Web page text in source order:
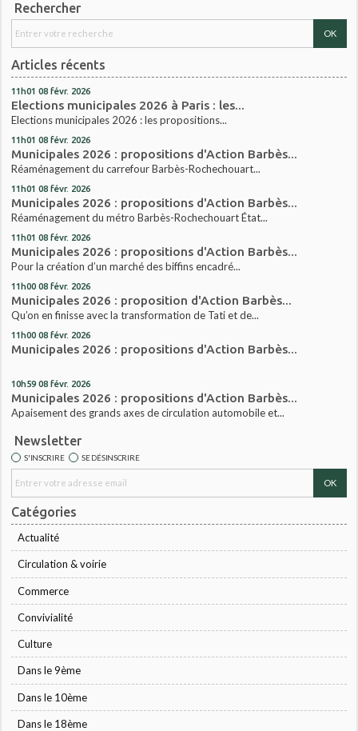
Rechercher
Articles récents
11h01 08 févr. 2026
Elections municipales 2026 à Paris : les...
Elections municipales 2026 : les propositions...
11h01 08 févr. 2026
Municipales 2026 : propositions d'Action Barbès...
Réaménagement du carrefour Barbès-Rochechouart...
11h01 08 févr. 2026
Municipales 2026 : propositions d'Action Barbès...
Réaménagement du métro Barbès-Rochechouart État...
11h01 08 févr. 2026
Municipales 2026 : propositions d'Action Barbès...
Pour la création d’un marché des biffins encadré...
11h00 08 févr. 2026
Municipales 2026 : proposition d'Action Barbès...
Qu’on en finisse avec la transformation de Tati et de...
11h00 08 févr. 2026
Municipales 2026 : propositions d'Action Barbès...
10h59 08 févr. 2026
Municipales 2026 : propositions d'Action Barbès...
Apaisement des grands axes de circulation automobile et...
Newsletter
S'INSCRIRE SE DÉSINSCRIRE
Catégories
Actualité
Circulation & voirie
Commerce
Convivialité
Culture
Dans le 9ème
Dans le 10ème
Dans le 18ème